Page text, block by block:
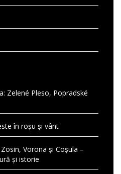
Zelené Pleso, Popradské
în roșu și vânt
Vorona și Coșula –
și istorie